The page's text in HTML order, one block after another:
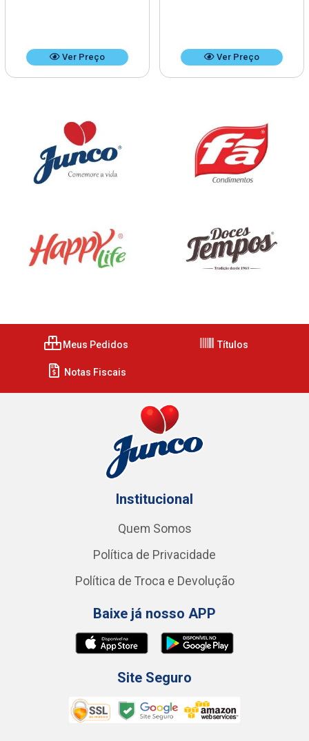
Ver Preço Ver Preço
Meus Pedidos Títulos
Notas Fiscais
Institucional
Quem Somos
Política de Privacidade
Política de Troca e Devolução
Baixe já nosso APP
Site Seguro